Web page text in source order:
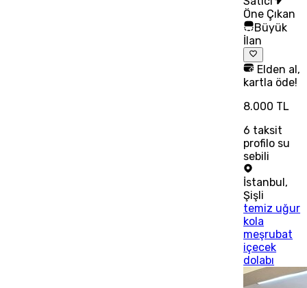
Öne Çıkan
Büyük
İlan
Elden al,
kartla öde!
8.000 TL
6 taksit
profilo su
sebili
İstanbul ,
Şişli
temiz uğur
kola
meşrubat
içecek
dolabı